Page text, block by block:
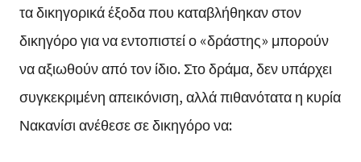
τα δικηγορικά έξοδα που καταβλήθηκαν στον
δικηγόρο για να εντοπιστεί ο «δράστης» μπορούν
να αξιωθούν από τον ίδιο. Στο δράμα, δεν υπάρχει
συγκεκριμένη απεικόνιση, αλλά πιθανότατα η κυρία
Νακανίσι ανέθεσε σε δικηγόρο να: